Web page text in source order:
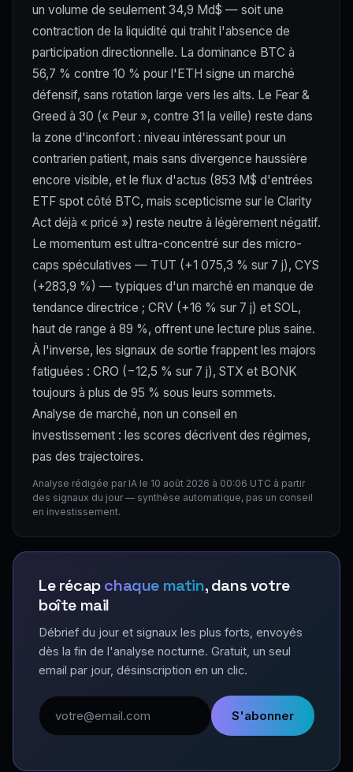
un volume de seulement 34,9 Md$ — soit une
contraction de la liquidité qui trahit l'absence de
participation directionnelle. La dominance BTC à
56,7 % contre 10 % pour l'ETH signe un marché
défensif, sans rotation large vers les alts. Le Fear &
Greed à 30 (« Peur », contre 31 la veille) reste dans
la zone d'inconfort : niveau intéressant pour un
contrarien patient, mais sans divergence haussière
encore visible, et le flux d'actus (853 M$ d'entrées
ETF spot côté BTC, mais scepticisme sur le Clarity
Act déjà « pricé ») reste neutre à légèrement négatif.
Le momentum est ultra-concentré sur des micro-
caps spéculatives — TUT (+1 075,3 % sur 7 j), CYS
(+283,9 %) — typiques d'un marché en manque de
tendance directrice ; CRV (+16 % sur 7 j) et SOL,
haut de range à 89 %, offrent une lecture plus saine.
À l'inverse, les signaux de sortie frappent les majors
fatiguées : CRO (−12,5 % sur 7 j), STX et BONK
toujours à plus de 95 % sous leurs sommets.
Analyse de marché, non un conseil en
investissement : les scores décrivent des régimes,
pas des trajectoires.
Analyse rédigée par IA le 10 août 2026 à 00:06 UTC à partir
des signaux du jour — synthèse automatique, pas un conseil
en investissement.
Le récapchaque matin, dans votre
boîte mail
Débrief du jour et signaux les plus forts, envoyés
dès la fin de l'analyse nocturne. Gratuit, un seul
email par jour, désinscription en un clic.
Adresse email
S'abonner